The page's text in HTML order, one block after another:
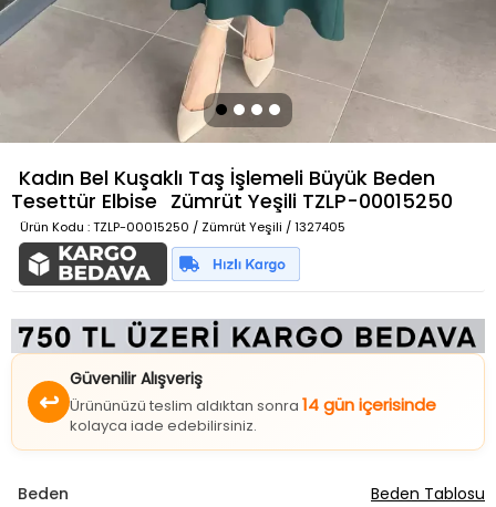
Kadın Bel Kuşaklı Taş İşlemeli Büyük Beden
Tesettür Elbise Zümrüt Yeşili TZLP-00015250
Ürün Kodu : TZLP-00015250 / Zümrüt Yeşili / 1327405
↩
Güvenilir Alışveriş
Ürününüzü teslim aldıktan sonra 14 gün içerisinde
kolayca iade edebilirsiniz.
Beden Beden Tablosu